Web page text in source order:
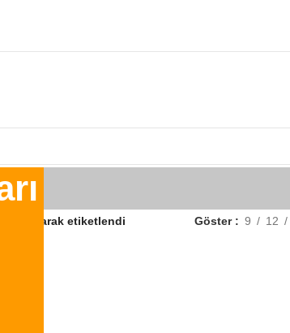
olarak etiketlendi Göster 9 12